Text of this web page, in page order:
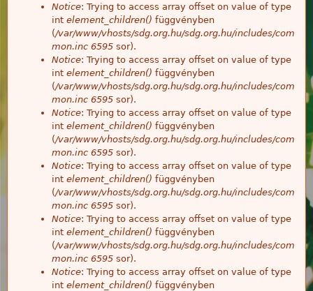
Notice: Trying to access array offset on value of type
int element_children() függvényben
(/var/www/vhosts/sdg.org.hu/sdg.org.hu/includes/com
mon.inc 6595 sor).
Notice: Trying to access array offset on value of type
int element_children() függvényben
(/var/www/vhosts/sdg.org.hu/sdg.org.hu/includes/com
mon.inc 6595 sor).
Notice: Trying to access array offset on value of type
int element_children() függvényben
(/var/www/vhosts/sdg.org.hu/sdg.org.hu/includes/com
mon.inc 6595 sor).
Notice: Trying to access array offset on value of type
int element_children() függvényben
(/var/www/vhosts/sdg.org.hu/sdg.org.hu/includes/com
mon.inc 6595 sor).
Notice: Trying to access array offset on value of type
int element_children() függvényben
(/var/www/vhosts/sdg.org.hu/sdg.org.hu/includes/com
mon.inc 6595 sor).
Notice: Trying to access array offset on value of type
int element_children() függvényben